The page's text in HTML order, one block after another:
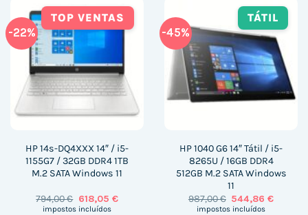
-22%
TOP VENTAS
HP 14s-DQ4XXX 14″ / i5-
1155G7 / 32GB DDR4 1TB
M.2 SATA Windows 11
794,00€ O
preço
618,05 €O
impostos incluídos
-45%
TÁTIL
HP 1040 G6 14″ Tátil / i5-
8265U / 16GB DDR4
512GB M.2 SATA Windows
11
987,00€ O
preço
544,86€O
impostos incluídos